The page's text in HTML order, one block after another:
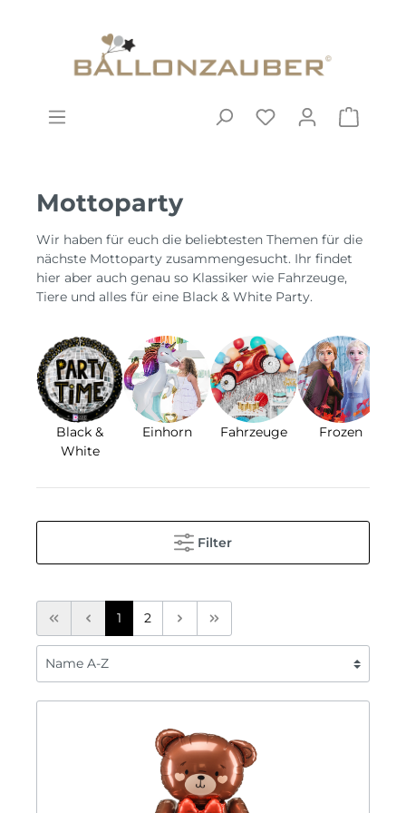
Mottoparty
Wir haben für euch die beliebtesten Themen für die
nächste Mottoparty zusammengesucht. Ihr findet
hier aber auch genau so Klassiker wie Fahrzeuge,
Tiere und alles für eine Black & White Party.
Black &
White
Einhorn Fahrzeuge Frozen
Filter
1 2